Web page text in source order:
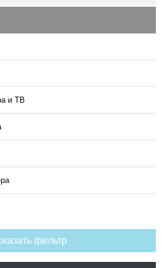
и ТВ
фильтр